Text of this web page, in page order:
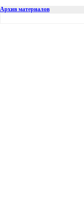
Архив материалов